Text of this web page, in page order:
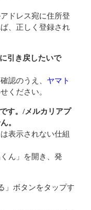
ドレス宛に住所登
、正しく登録され
引き戻したいで
認のうえ、 ヤマト
ください。
す。/メルカリアプ
。
表示されない仕組
ん」を開き、発
」ボタンをタップす